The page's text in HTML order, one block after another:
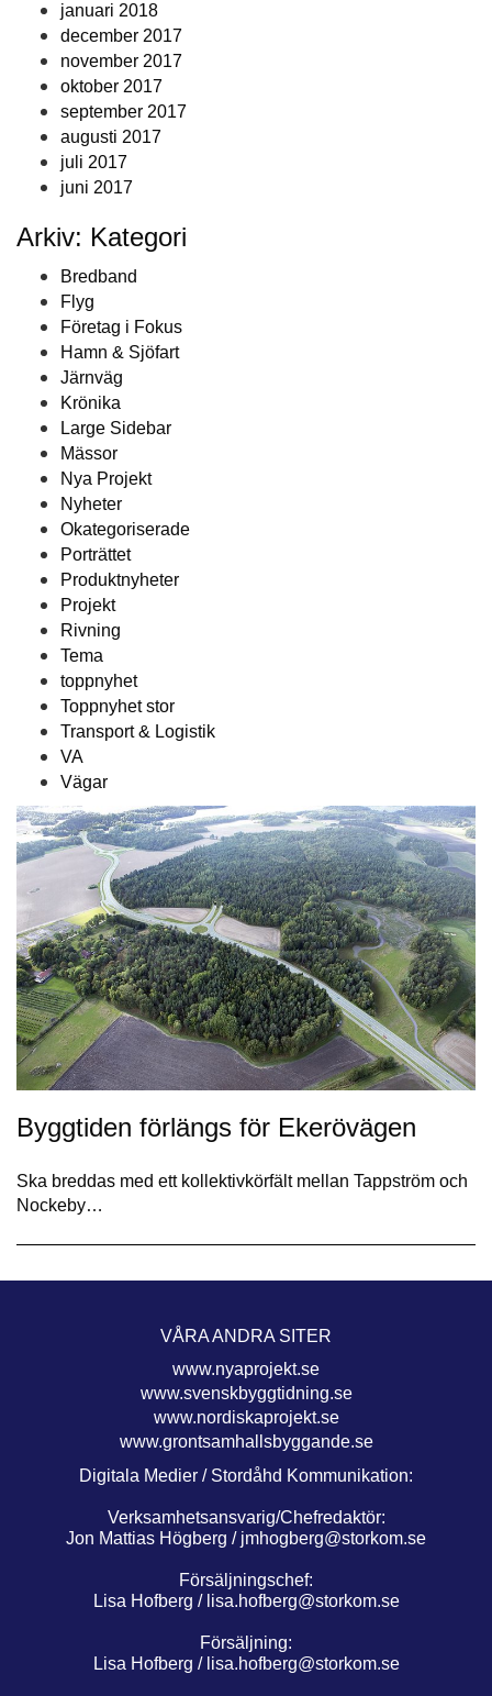
januari 2018
december 2017
november 2017
oktober 2017
september 2017
augusti 2017
juli 2017
juni 2017
Arkiv: Kategori
Bredband
Flyg
Företag i Fokus
Hamn & Sjöfart
Järnväg
Krönika
Large Sidebar
Mässor
Nya Projekt
Nyheter
Okategoriserade
Porträttet
Produktnyheter
Projekt
Rivning
Tema
toppnyhet
Toppnyhet stor
Transport & Logistik
VA
Vägar
Byggtiden förlängs för Ekerövägen
Ska breddas med ett kollektivkörfält mellan Tappström och
Nockeby…
VÅRA ANDRA SITER
www.nyaprojekt.se
www.svenskbyggtidning.se
www.nordiskaprojekt.se
www.grontsamhallsbyggande.se
Digitala Medier / Stordåhd Kommunikation:
Verksamhetsansvarig/Chefredaktör:
Jon Mattias Högberg / jmhogberg@storkom.se
Försäljningschef:
Lisa Hofberg / lisa.hofberg@storkom.se
Försäljning:
Lisa Hofberg / lisa.hofberg@storkom.se